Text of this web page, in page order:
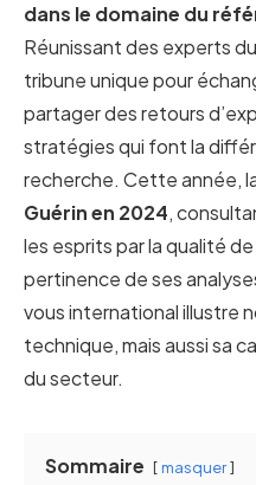
dans le domaine du
Réunissant des experts
tribune unique pour
partager des retours
stratégies qui font la
recherche. Cette année,
Guérin en 2024,
les esprits par la qualité
pertinence de ses
vous international illustre
technique, mais aussi sa
du secteur.
Sommaire masquer